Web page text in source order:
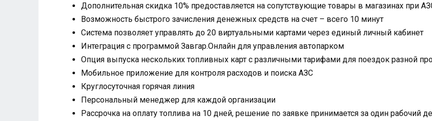
Дополнительная скидка 10% предоставляется на сопутствующие товары в магазинах при
Возможность быстрого зачисления денежных средств на счет – всего 10 минут
Система позволяет управлять до 20 виртуальными картами через единый личный кабинет
Интеграция с программой Завгар.Онлайн для управления автопарком
Опция выпуска нескольких топливных карт с различными тарифами для поездок разной
Мобильное приложение для контроля расходов и поиска АЗС
Круглосуточная горячая линия
Персональный менеджер для каждой организации
Рассрочка на оплату топлива на 10 дней, решение по заявке принимается за один рабочий